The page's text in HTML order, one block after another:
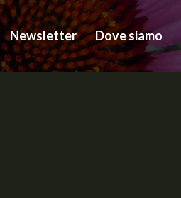
Newsletter Dove siamo